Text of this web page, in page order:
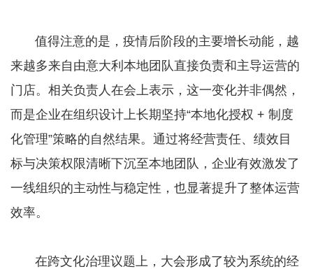
值得注意的是，疫情后阶段的主要增长动能，越
来越多来自由意大利本地团队直接负责和主导运营的
门店。相关负责人在会上表示，这一变化并非偶然，
而是企业在组织设计上长期坚持“本地化授权 + 制度
化管理”策略的自然结果。通过将经营责任、绩效目
标与决策权限清晰下沉至本地团队，企业有效激发了
一线组织的主动性与稳定性，也显著提升了整体运营
效率。
在跨文化治理议题上，大会形成了较为系统的经